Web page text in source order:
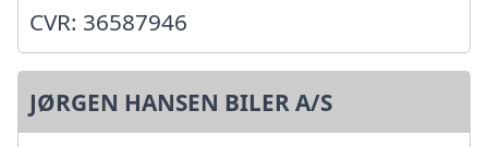
CVR: 36587946
JØRGEN HANSEN BILER A/S